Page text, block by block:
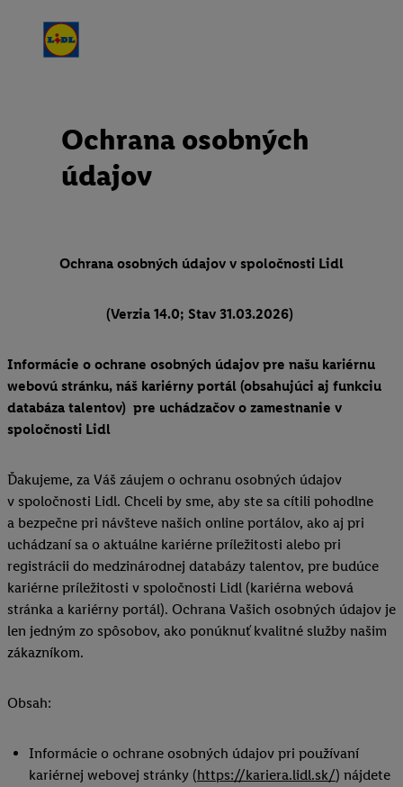
Ochrana osobných
údajov
Ochrana osobných údajov v spoločnosti Lidl
(Verzia 14.0; Stav 31.03.2026)
Informácie o ochrane osobných údajov pre našu kariérnu
webovú stránku, náš kariérny portál (obsahujúci aj funkciu
databáza talentov) pre uchádzačov o zamestnanie v
spoločnosti Lidl
Ďakujeme, za Váš záujem o ochranu osobných údajov
v spoločnosti Lidl. Chceli by sme, aby ste sa cítili pohodlne
a bezpečne pri návšteve našich online portálov, ako aj pri
uchádzaní sa o aktuálne kariérne príležitosti alebo pri
registrácii do medzinárodnej databázy talentov, pre budúce
kariérne príležitosti v spoločnosti Lidl (kariérna webová
stránka a kariérny portál). Ochrana Vašich osobných údajov je
len jedným zo spôsobov, ako ponúknuť kvalitné služby našim
zákazníkom.
Obsah:
Informácie o ochrane osobných údajov pri používaní
kariérnej webovej stránky (https://kariera.lidl.sk/) nájdete